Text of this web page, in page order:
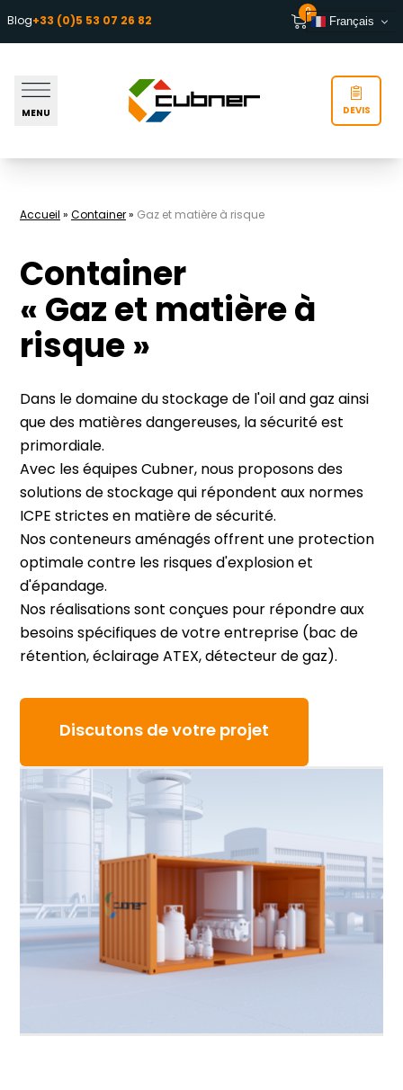
Aller au contenu
Blog+33 (0)5 53 07 26 82
0
Français
MENU DEVIS
Accueil» Container» Gaz et matière à risque
Container
« Gaz et matière à
risque »
Dans le domaine du stockage de l'oil and gaz ainsi
que des matières dangereuses, la sécurité est
primordiale.
Avec les équipes Cubner, nous proposons des
solutions de stockage qui répondent aux normes
ICPE strictes en matière de sécurité.
Nos conteneurs aménagés offrent une protection
optimale contre les risques d'explosion et
d'épandage.
Nos réalisations sont conçues pour répondre aux
besoins spécifiques de votre entreprise (bac de
rétention, éclairage ATEX, détecteur de gaz).
Discutons de votre projet